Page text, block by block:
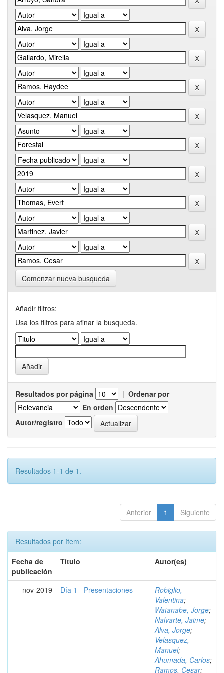
Comenzar nueva busqueda
Añadir filtros:
Usa los filtros para afinar la busqueda.
Resultados por página | Ordenar por
En orden
Autor/registro
Resultados 1-1 de 1.
Anterior 1 Siguiente
Resultados por ítem:
Fecha de
publicación
Título Autor(es)
nov-2019 Día 1 - Presentaciones
Robiglio,
Valentina;
Watanabe, Jorge;
Nalvarte, Jaime;
Alva, Jorge;
Velasquez,
Manuel;
Ahumada, Carlos;
Ramos, Cesar;